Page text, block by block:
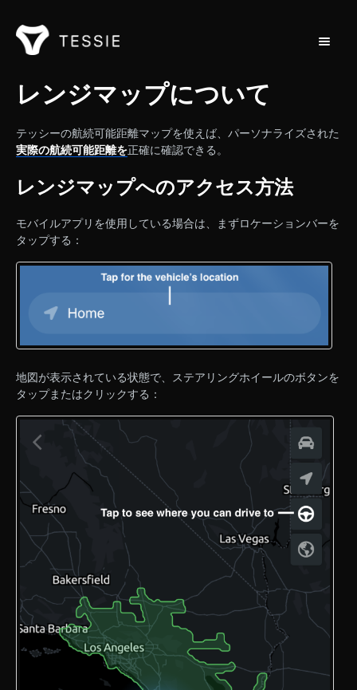
トグル
ホーム
連絡先
レンジマップについて
テッシーの航続可能距離マップを使えば、パーソナライズされた
実際の航続可能距離を正確に確認できる。
レンジマップへのアクセス方法
モバイルアプリを使用している場合は、まずロケーションバーを
タップする：
地図が表示されている状態で、ステアリングホイールのボタンを
タップまたはクリックする：